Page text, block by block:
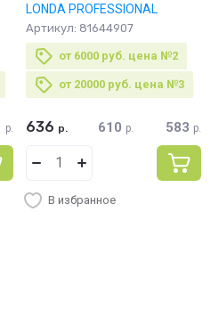
р.
LONDA PROFESSIONAL
Артикул: 81644907
от 6000 руб. цена №2
от 20000 руб. цена №3
636 р. 610 р. 583 р.
В избранное